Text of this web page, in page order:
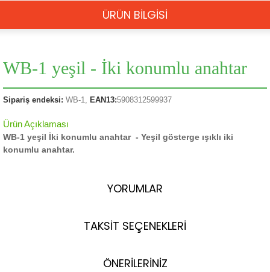
ÜRÜN BİLGİSİ
WB-1 yeşil - İki konumlu anahtar
Sipariş endeksi: WB-1, EAN13:5908312599937
Ürün Açıklaması
WB-1 yeşil İki konumlu anahtar - Yeşil gösterge ışıklı iki
konumlu anahtar.
YORUMLAR
TAKSİT SEÇENEKLERİ
ÖNERİLERİNİZ